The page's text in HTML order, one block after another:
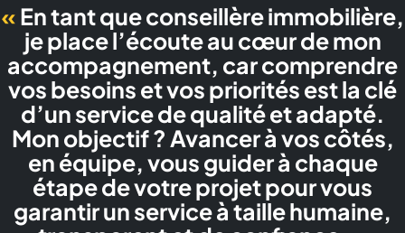
«En tant que conseillère immobilière,
je place l’écoute au cœur de mon
accompagnement, car comprendre
vos besoins et vos priorités est la clé
d’un service de qualité et adapté.
Mon objectif ? Avancer à vos côtés,
en équipe, vous guider à chaque
étape de votre projet pour vous
garantir un service à taille humaine,